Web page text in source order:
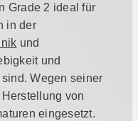
Grade 2 ideal für
in der
und
und
Wegen seiner
von
eingesetzt.